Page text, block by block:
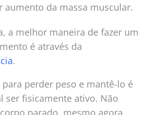
aumento da massa muscular.
a melhor maneira de fazer um
é através da
.
perder peso e mantê-lo é
ser fisicamente ativo. Não
parado, mesmo agora